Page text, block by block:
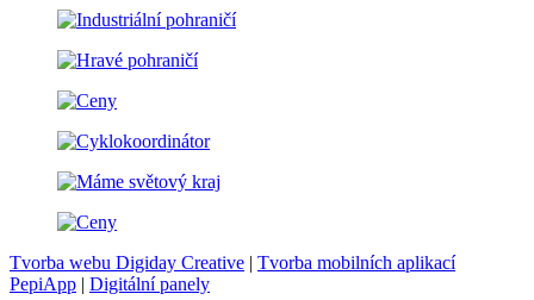
Tvorba webu Digiday Creative | Tvorba mobilních aplikací
PepiApp | Digitální panely